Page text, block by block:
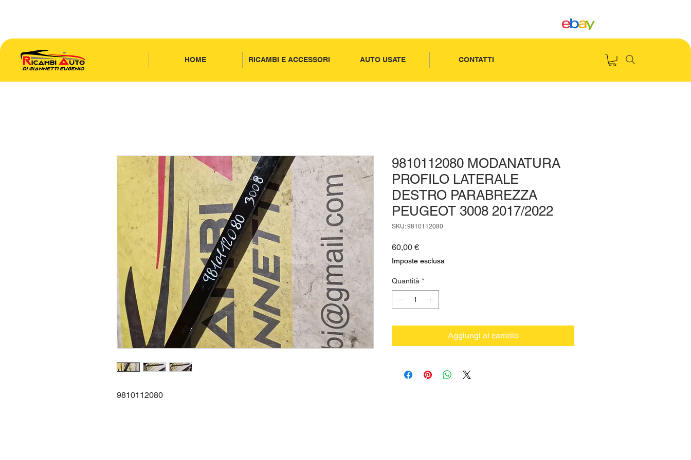
HOME RICAMBI E ACCESSORI AUTO USATE CONTATTI
9810112080
9810112080 MODANATURA
PROFILO LATERALE
DESTRO PARABREZZA
PEUGEOT 3008 2017/2022
SKU: 9810112080
60,00 €Prezzo
Imposte esclusa
Quantità *
Aggiungi al carrello